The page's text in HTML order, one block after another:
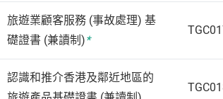
旅遊業顧客服務 (事故處理) 基
礎證書 (兼讀制)*
認識和推介香港及鄰近地區的